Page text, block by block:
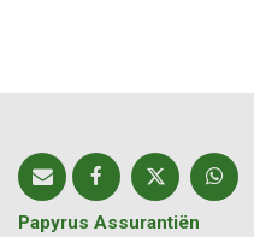
Papyrus Assurantiën